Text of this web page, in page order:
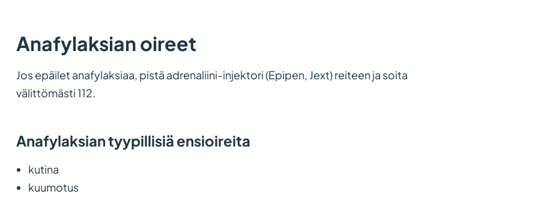
Anafylaksian oireet
Jos epäilet anafylaksiaa, pistä adrenaliini-injektori (Epipen, Jext) reiteen ja soita
välittömästi 112.
Anafylaksian tyypillisiä ensioireita
kutina
kuumotus